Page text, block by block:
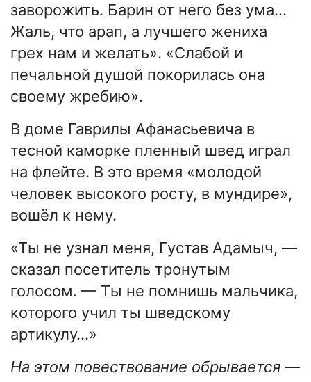
заворожить. Барин от него без ума…
Жаль, что арап, а лучшего жениха
грех нам и желать». «Слабой и
печальной душой покорилась она
своему жребию».
В доме Гаврилы Афанасьевича в
тесной каморке пленный швед играл
на флейте. В это время «молодой
человек высокого росту, в мундире»,
вошёл к нему.
«Ты не узнал меня, Густав Адамыч, —
сказал посетитель тронутым
голосом. — Ты не помнишь мальчика,
которого учил ты шведскому
артикулу…»
На этом повествование обрывается —